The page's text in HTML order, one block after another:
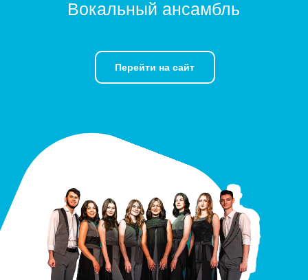
Вокальный ансамбль
Перейти на сайт